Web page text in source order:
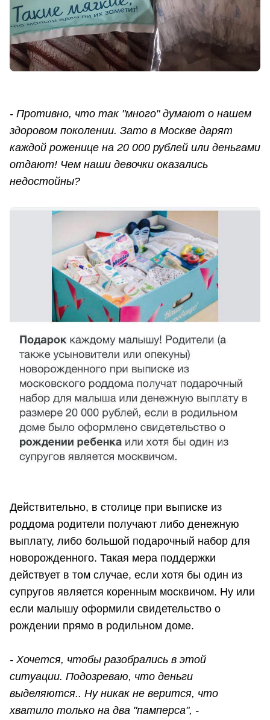
- Противно, что так "много" думают о нашем
здоровом поколении. Зато в Москве дарят
каждой роженице на 20 000 рублей или деньгами
отдают! Чем наши девочки оказались
недостойны?
Действительно, в столице при выписке из
роддома родители получают либо денежную
выплату, либо большой подарочный набор для
новорожденного. Такая мера поддержки
действует в том случае, если хотя бы один из
супругов является коренным москвичом. Ну или
если малышу оформили свидетельство о
рождении прямо в родильном доме.
- Хочется, чтобы разобрались в этой
ситуации. Подозреваю, что деньги
выделяются.. Ну никак не верится, что
хватило только на два "памперса", -